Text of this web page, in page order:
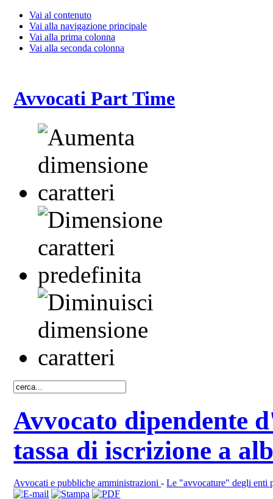
Vai al contenuto
Vai alla navigazione principale
Vai alla prima colonna
Vai alla seconda colonna
Avvocati Part Time
Avvocato dipendente
tassa di iscrizione a
Avvocati e pubbliche amministrazioni-Le "avvocature" degli enti